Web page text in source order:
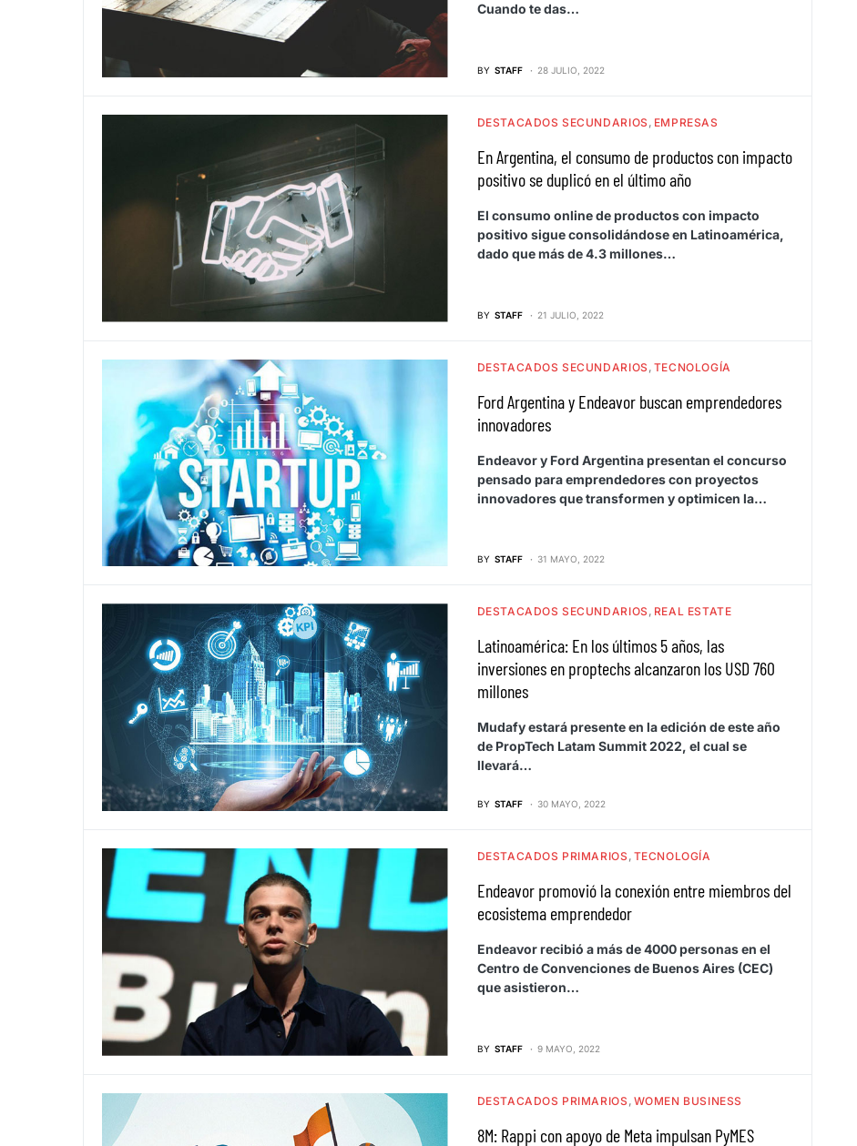
Cuando te das…
BY STAFF 28 JULIO, 2022
DESTACADOS SECUNDARIOS EMPRESAS
En Argentina, el consumo de productos con impacto
positivo se duplicó en el último año
El consumo online de productos con impacto
positivo sigue consolidándose en Latinoamérica,
dado que más de 4.3 millones…
BY STAFF 21 JULIO, 2022
DESTACADOS SECUNDARIOS TECNOLOGÍA
Ford Argentina y Endeavor buscan emprendedores
innovadores
Endeavor y Ford Argentina presentan el concurso
pensado para emprendedores con proyectos
innovadores que transformen y optimicen la…
BY STAFF 31 MAYO, 2022
DESTACADOS SECUNDARIOS REAL ESTATE
Latinoamérica: En los últimos 5 años, las
inversiones en proptechs alcanzaron los USD 760
millones
Mudafy estará presente en la edición de este año
de PropTech Latam Summit 2022, el cual se
llevará…
BY STAFF 30 MAYO, 2022
DESTACADOS PRIMARIOS TECNOLOGÍA
Endeavor promovió la conexión entre miembros del
ecosistema emprendedor
Endeavor recibió a más de 4000 personas en el
Centro de Convenciones de Buenos Aires (CEC)
que asistieron…
BY STAFF 9 MAYO, 2022
DESTACADOS PRIMARIOS WOMEN BUSINESS
8M: Rappi con apoyo de Meta impulsan PyMES